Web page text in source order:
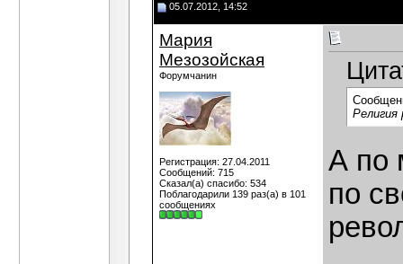
05.07.2012, 14:52
Мария
Мезозойская
Форумчанин
Регистрация: 27.04.2011
Сообщений: 715
Сказал(а) спасибо: 534
Поблагодарили 139 раз(а) в 101
сообщениях
Религия
А по
по